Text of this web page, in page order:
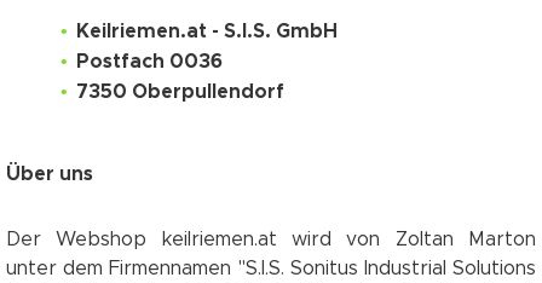
Keilriemen.at - S.I.S. GmbH
Postfach 0036
7350 Oberpullendorf
Über uns
Der Webshop keilriemen.at wird von Zoltan Marton
unter dem Firmennamen "S.I.S. Sonitus Industrial Solutions